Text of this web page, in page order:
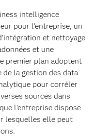
intelligence
pour l'entreprise, un
et nettoyage
et une
premier plan adoptent
la gestion des data
pour corréler
sources dans
l'entreprise dispose
lesquelles elle peut